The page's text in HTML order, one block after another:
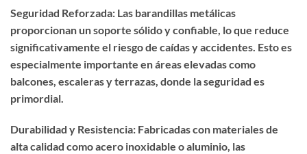
Seguridad Reforzada: Las barandillas metálicas
proporcionan un soporte sólido y confiable, lo que reduce
significativamente el riesgo de caídas y accidentes. Esto es
especialmente importante en áreas elevadas como
balcones, escaleras y terrazas, donde la seguridad es
primordial.
Durabilidad y Resistencia: Fabricadas con materiales de
alta calidad como acero inoxidable o aluminio, las